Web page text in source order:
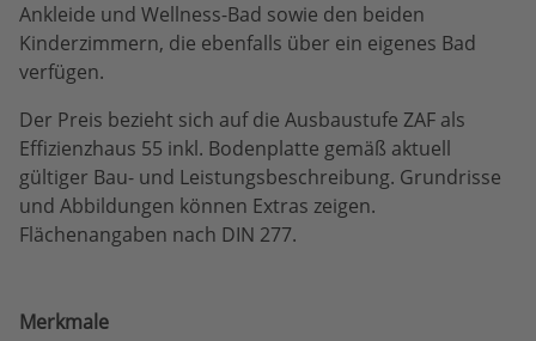
Ankleide und Wellness-Bad sowie den beiden
Kinderzimmern, die ebenfalls über ein eigenes Bad
verfügen.
Der Preis bezieht sich auf die Ausbaustufe ZAF als
Effizienzhaus 55 inkl. Bodenplatte gemäß aktuell
gültiger Bau- und Leistungsbeschreibung. Grundrisse
und Abbildungen können Extras zeigen.
Flächenangaben nach DIN 277.
Merkmale